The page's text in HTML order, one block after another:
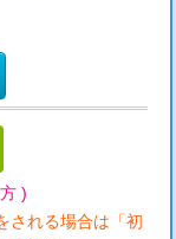
)
される場合は「初